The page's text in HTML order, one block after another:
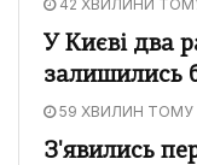
42 ХВИЛИНИ
У Києві два
залишились
59 ХВИЛИН ТОМУ
З'явились